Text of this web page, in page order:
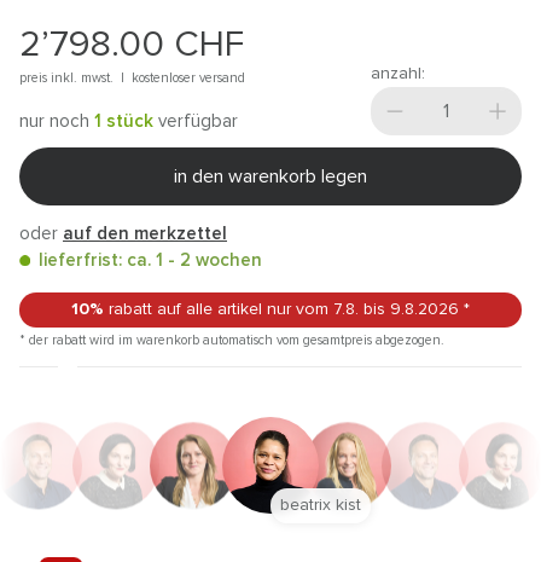
2’798.00 CHF
preis inkl. mwst. | kostenloser versand
nur noch 1 stück verfügbar
anzahl:
in den warenkorb legen
oder auf den merkzettel
lieferfrist: ca. 1 - 2 wochen
10% rabatt auf alle artikel nur vom 7.8. bis 9.8.2026 *
* der rabatt wird im warenkorb automatisch vom gesamtpreis abgezogen.
beatrix kist